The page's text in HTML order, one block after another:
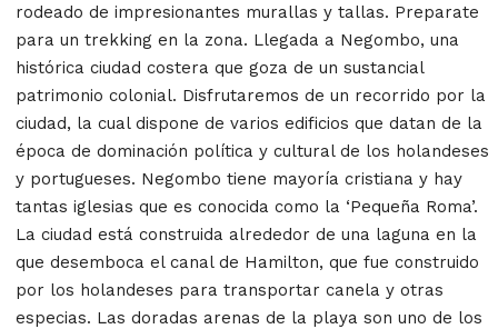
rodeado de impresionantes murallas y tallas. Preparate
para un trekking en la zona. Llegada a Negombo, una
histórica ciudad costera que goza de un sustancial
patrimonio colonial. Disfrutaremos de un recorrido por la
ciudad, la cual dispone de varios edificios que datan de la
época de dominación política y cultural de los holandeses
y portugueses. Negombo tiene mayoría cristiana y hay
tantas iglesias que es conocida como la ‘Pequeña Roma’.
La ciudad está construida alrededor de una laguna en la
que desemboca el canal de Hamilton, que fue construido
por los holandeses para transportar canela y otras
especias. Las doradas arenas de la playa son uno de los